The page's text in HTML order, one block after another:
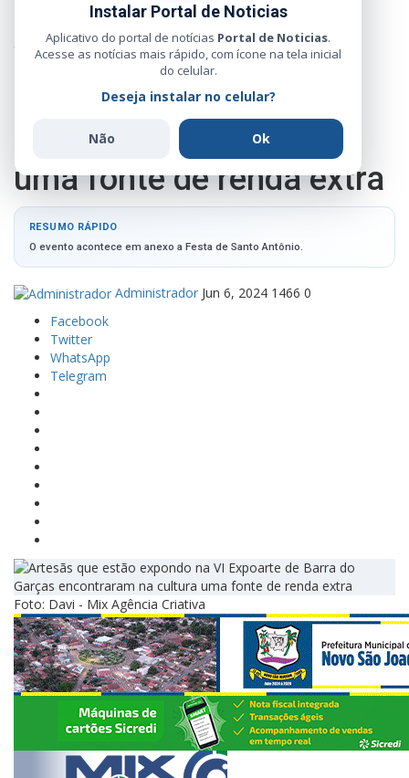
Instalar Portal de Noticias
Aplicativo do portal de notícias Portal de Noticias.
Acesse as notícias mais rápido, com ícone na tela inicial
do celular.
Deseja instalar no celular?
Não Ok
Artesãs que estão
expondo na VI Expoarte
de Barra do Garças
encontraram na cultura
uma fonte de renda extra
RESUMO RÁPIDO
O evento acontece em anexo a Festa de Santo Antônio.
Administrador Jun 6, 2024 1466 0
Facebook
Twitter
WhatsApp
Telegram
Foto: Davi - Mix Agência Criativa